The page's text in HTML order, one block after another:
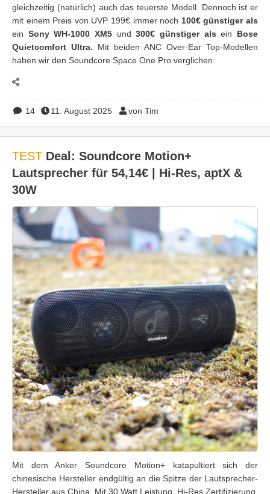
gleichzeitig (natürlich) auch das teuerste Modell. Dennoch ist er
mit einem Preis von UVP 199€ immer noch 100€ günstiger als
ein Sony WH-1000 XM5 und300€ günstiger als ein Bose
Quietcomfort Ultra. Mit beiden ANC Over-Ear Top-Modellen
haben wir den Soundcore Space One Pro verglichen.
14 11. August 2025 von Tim
TEST Deal: Soundcore Motion+
Lautsprecher für 54,14€ | Hi-Res, aptX &
30W
Mit dem Anker Soundcore Motion+ katapultiert sich der
chinesische Hersteller endgültig an die Spitze der Lautsprecher-
Hersteller aus China. Mit 30 Watt Leistung, Hi-Res Zertifizierung,